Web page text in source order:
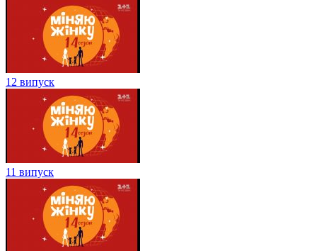
12 випуск
11 випуск